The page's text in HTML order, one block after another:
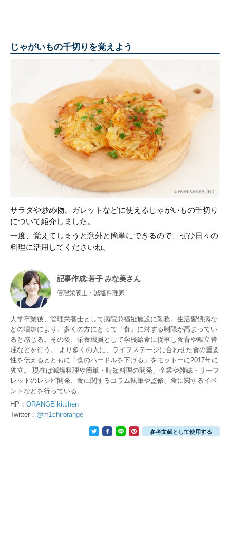
じゃがいもの千切りを覚えよう
サラダや炒め物、ガレットなどに使えるじゃがいもの千切り
について紹介しました。
一度、覚えてしまうと意外と簡単にできるので、ぜひ日々の
料理に活用してくださいね。
記事作成:若子 みな美さん
管理栄養士・減塩料理家
大学卒業後、管理栄養士として病院兼福祉施設に勤務。生活習慣病な
どの増加により、多くの方にとって「食」に対する制限が高まってい
ると感じる。その後、栄養職員として学校給食に従事し食育や献立管
理などを行う。 より多くの人に、ライフステージに合わせた食の重要
性を伝えるとともに「食のハードルを下げる」をモットーに2017年に
独立。 現在は減塩料理や簡単・時短料理の開発、企業や雑誌・リーフ
レットのレシピ開発、食に関するコラム執筆や監修、食に関するイベ
ントなどを行っている。
HP： ORANGE kitchen
Twitter： @m1chirorange
参考文献として使用する